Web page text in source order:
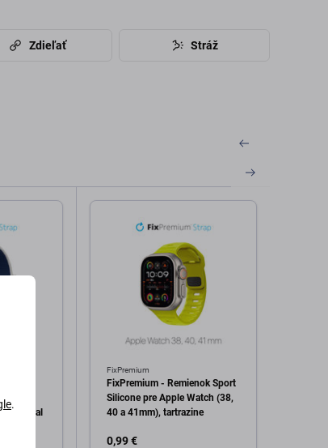
Zdieľať Stráž
FixPremium
FixPremium - Remienok Sport
Silicone pre Apple Watch (38,
40 a 41mm), tartrazine
0,99 €
.